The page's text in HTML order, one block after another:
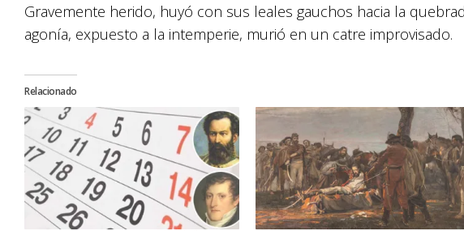
Gravemente herido, huyó con sus leales gauchos hacia la
agonía, expuesto a la intemperie, murió en un catre improvisado.
Relacionado